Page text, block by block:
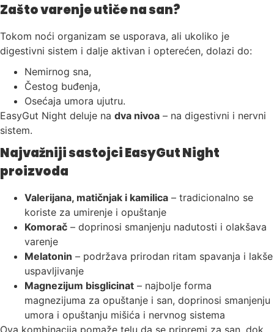
Zašto varenje utiče na san?
Tokom noći organizam se usporava, ali ukoliko je
digestivni sistem i dalje aktivan i opterećen, dolazi do:
Nemirnog sna,
Čestog buđenja,
Osećaja umora ujutru.
EasyGut Night deluje na dva nivoa – na digestivni i nervni
sistem.
Najvažniji sastojci EasyGut Night
proizvoda
Valerijana, matičnjak i kamilica – tradicionalno se
koriste za umirenje i opuštanje
Komorač – doprinosi smanjenju nadutosti i olakšava
varenje
Melatonin – podržava prirodan ritam spavanja i lakše
uspavljivanje
Magnezijum bisglicinat – najbolje forma
magnezijuma za opuštanje i san, doprinosi smanjenju
umora i opuštanju mišića i nervnog sistema
Ova kombinacija pomaže telu da se pripremi za san, dok